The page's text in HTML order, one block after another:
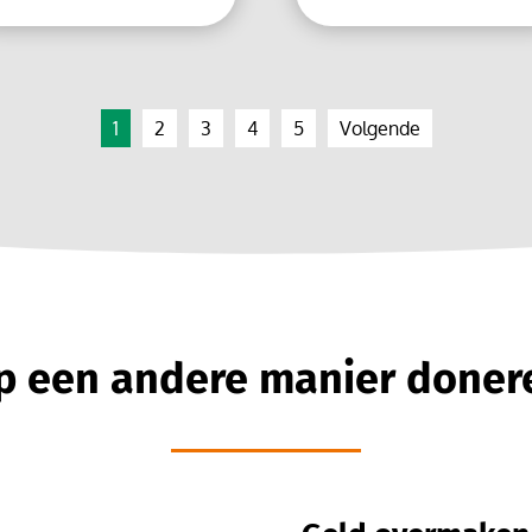
1 2 3 4 5 Volgende
een andere manier